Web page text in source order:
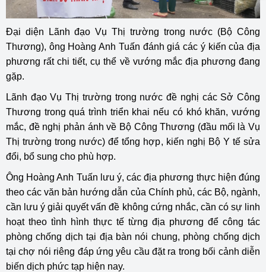
Đại diện Lãnh đạo Vụ Thị trường trong nước (Bộ Công
Thương), ông Hoàng Anh Tuấn đánh giá các ý kiến của địa
phương rất chi tiết, cụ thể về vướng mắc địa phương đang
gặp.
Lãnh đạo Vụ Thị trường trong nước đề nghị các Sở Công
Thương trong quá trình triển khai nếu có khó khăn, vướng
mắc, đề nghị phản ánh về Bộ Công Thương (đầu mối là Vụ
Thị trường trong nước) để tổng hợp, kiến nghị Bộ Y tế sửa
đổi, bổ sung cho phù hợp.
Ông Hoàng Anh Tuấn lưu ý, các địa phương thực hiện đúng
theo các văn bản hướng dẫn của Chính phủ, các Bộ, ngành,
cần lưu ý giải quyết vấn đề không cứng nhắc, cần có sự linh
hoạt theo tình hình thực tế từng địa phương để công tác
phòng chống dịch tại địa bàn nói chung, phòng chống dịch
tại chợ nói riêng đáp ứng yêu cầu đặt ra trong bối cảnh diễn
biến dịch phức tạp hiện nay.